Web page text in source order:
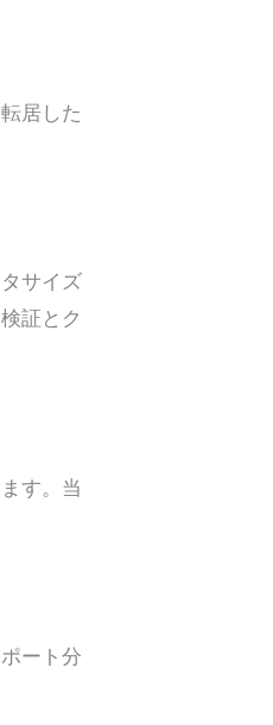
居した
サイズ
証とク
す。当
ート分